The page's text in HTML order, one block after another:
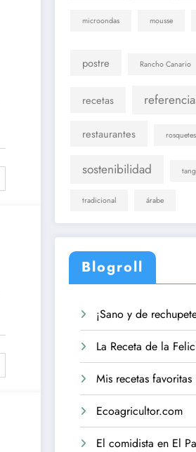
microondas mousse
postre Rancho Canario
recetas
restaurantes rosquetes
sostenibilidad
tradicional árabe
Blogroll
¡Sano y de
La Receta de la
Mis recetas favoritas
Ecoagricultor.com
El comidista en El